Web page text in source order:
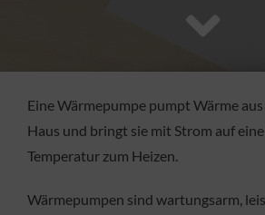
FACHBETRIEB
KONTAKT
Eine Wärmepumpe pumpt Wärme
Haus und bringt sie mit Strom auf
Temperatur zum Heizen.
Wärmepumpen sind wartungsarm,